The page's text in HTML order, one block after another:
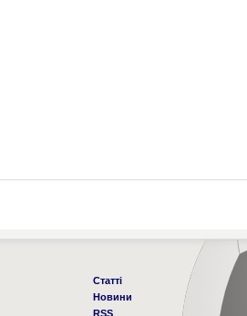
Статті
Новини
RSS